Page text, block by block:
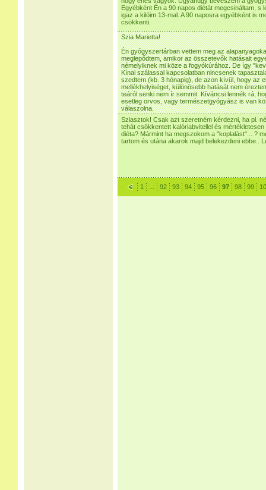
Egyébként Én a 90 napos diétát megcsináltam,
igaz a kilóim 13-mal. A 90 naposra egyébként is
csökkenti.
Szia Marietta!
Én gyógyszertárban vettem meg az
meglepődtem, amikor az összetevők hatásait
némelyiknek mi köze a fogyókúrához. De így
Kínai szálassal kapcsolatban nincsenek
szedtem (kb. 3 hónapig), de azon kívül, hogy az
mellékhelyiséget, különösebb hatását nem
teáról senki nem ír semmit. Kíváncsi lennék rá,
esetleg orvos, vagy természetgyógyász is van
válaszolna.
Sziasztok! Csak azt szeretném kérdezni, ha pl.
tehát csökkentett kalóriabvitellel és
diéta? Mármint ha megszokom a "koplalást"... ?
tartom és utána akarok majd belekezdeni ebbe..
1 92 93 94 95 96 97 98 99